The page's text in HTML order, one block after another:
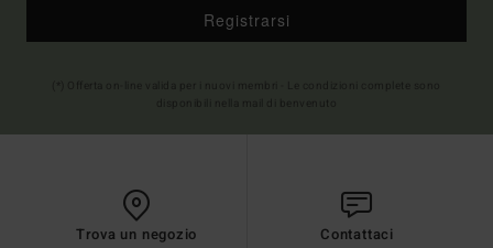
Registrarsi
Trova un negozio Contattaci